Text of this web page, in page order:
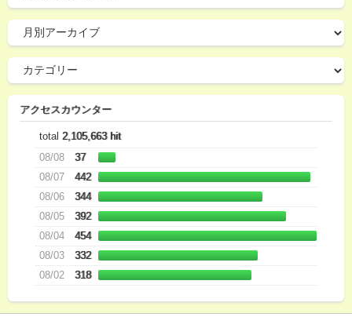
アクセスカウンター
total 2,105,663 hit
08/08
37
08/07
442
08/06
344
08/05
392
08/04
454
08/03
332
08/02
318